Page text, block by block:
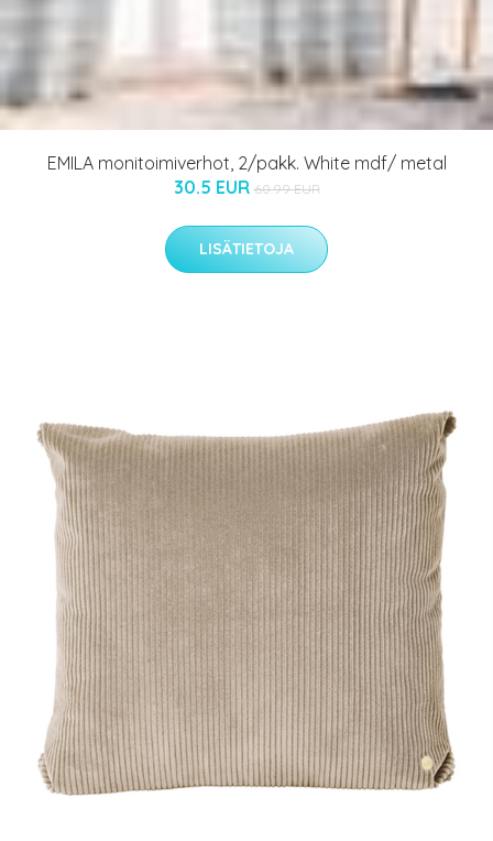
EMILA monitoimiverhot, 2/pakk. White mdf/ metal
30.5 EUR 60.99 EUR
LISÄTIETOJA